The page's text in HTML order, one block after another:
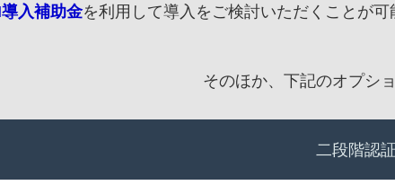
入補助金を利用して導入をご検討いただくことが可
そのほか、下記のオプシ
二段階認